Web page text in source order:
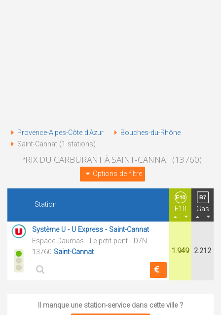
Provence-Alpes-Côte d'Azur
Bouches-du-Rhône
Saint-Cannat (1 stations)
PRIX DU CARBURANT À SAINT-CANNAT (13760)
Options de filtre
Station
E10 Gas
Système U - U Express - Saint-Cannat
Espace Daumas - Le petit pont - D7N
13760 Saint-Cannat 1.949 2.212
Il manque une station-service dans cette ville ?